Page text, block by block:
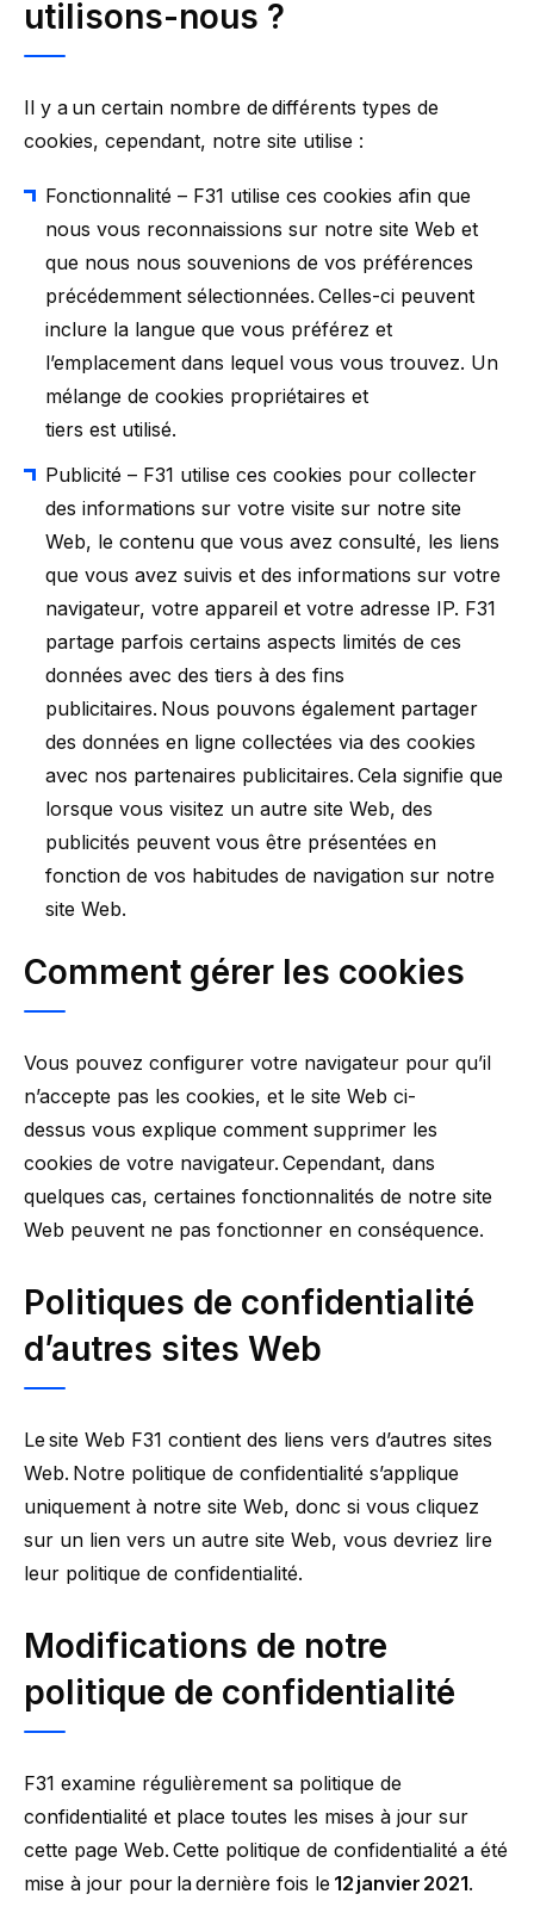
utilisons-nous ?
Il y a un certain nombre de différents types de
cookies, cependant, notre site utilise :
Fonctionnalité – F31 utilise ces cookies afin que
nous vous reconnaissions sur notre site Web et
que nous nous souvenions de vos préférences
précédemment sélectionnées. Celles-ci peuvent
inclure la langue que vous préférez et
l’emplacement dans lequel vous vous trouvez. Un
mélange de cookies propriétaires et
tiers est utilisé.
Publicité – F31 utilise ces cookies pour collecter
des informations sur votre visite sur notre site
Web, le contenu que vous avez consulté, les liens
que vous avez suivis et des informations sur votre
navigateur, votre appareil et votre adresse IP. F31
partage parfois certains aspects limités de ces
données avec des tiers à des fins
publicitaires. Nous pouvons également partager
des données en ligne collectées via des cookies
avec nos partenaires publicitaires. Cela signifie que
lorsque vous visitez un autre site Web, des
publicités peuvent vous être présentées en
fonction de vos habitudes de navigation sur notre
site Web.
Comment gérer les cookies
Vous pouvez configurer votre navigateur pour qu’il
n’accepte pas les cookies, et le site Web ci-
dessus vous explique comment supprimer les
cookies de votre navigateur. Cependant, dans
quelques cas, certaines fonctionnalités de notre site
Web peuvent ne pas fonctionner en conséquence.
Politiques de confidentialité
d’autres sites Web
Le site Web F31 contient des liens vers d’autres sites
Web. Notre politique de confidentialité s’applique
uniquement à notre site Web, donc si vous cliquez
sur un lien vers un autre site Web, vous devriez lire
leur politique de confidentialité.
Modifications de notre
politique de confidentialité
F31 examine régulièrement sa politique de
confidentialité et place toutes les mises à jour sur
cette page Web. Cette politique de confidentialité a été
mise à jour pour la dernière fois le 12 janvier 2021.